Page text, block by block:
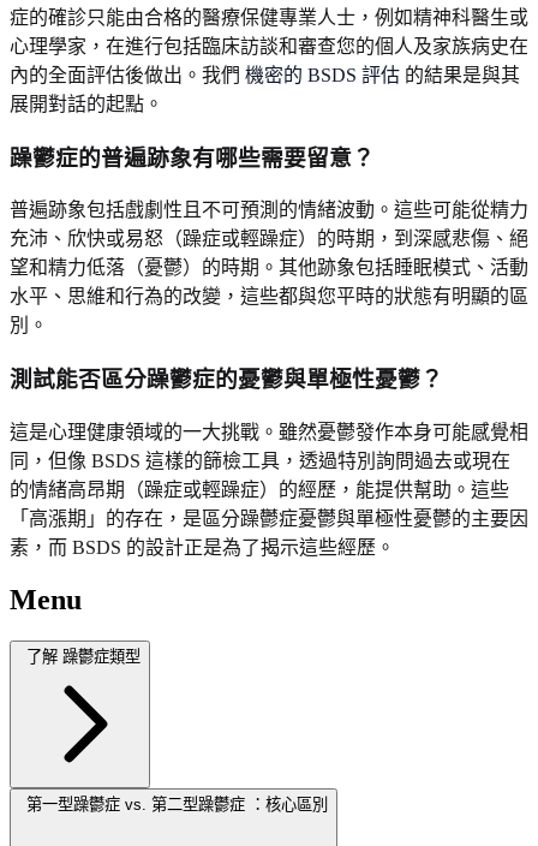
症的確診只能由合格的醫療保健專業人士，例如精神科醫生或
心理學家，在進行包括臨床訪談和審查您的個人及家族病史在
內的全面評估後做出。我們 機密的 BSDS 評估 的結果是與其
展開對話的起點。
躁鬱症的普遍跡象有哪些需要留意？
普遍跡象包括戲劇性且不可預測的情緒波動。這些可能從精力
充沛、欣快或易怒（躁症或輕躁症）的時期，到深感悲傷、絕
望和精力低落（憂鬱）的時期。其他跡象包括睡眠模式、活動
水平、思維和行為的改變，這些都與您平時的狀態有明顯的區
別。
測試能否區分躁鬱症的憂鬱與單極性憂鬱？
這是心理健康領域的一大挑戰。雖然憂鬱發作本身可能感覺相
同，但像 BSDS 這樣的篩檢工具，透過特別詢問過去或現在
的情緒高昂期（躁症或輕躁症）的經歷，能提供幫助。這些
「高漲期」的存在，是區分躁鬱症憂鬱與單極性憂鬱的主要因
素，而 BSDS 的設計正是為了揭示這些經歷。
Menu
了解 躁鬱症類型
第一型躁鬱症 vs. 第二型躁鬱症 ：核心區別